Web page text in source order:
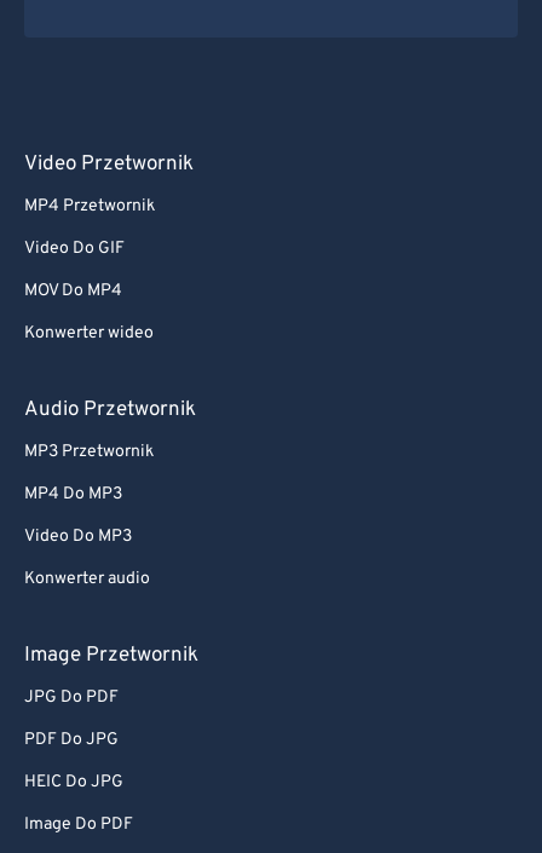
Video Przetwornik
MP4 Przetwornik
Video Do GIF
MOV Do MP4
Konwerter wideo
Audio Przetwornik
MP3 Przetwornik
MP4 Do MP3
Video Do MP3
Konwerter audio
Image Przetwornik
JPG Do PDF
PDF Do JPG
HEIC Do JPG
Image Do PDF